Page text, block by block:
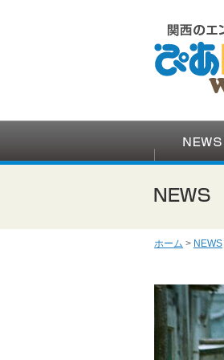
ホーム > NEWS